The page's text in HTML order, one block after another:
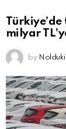
milyar
by Nolduki